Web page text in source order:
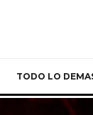
TODO LO